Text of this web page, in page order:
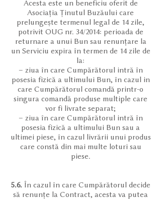
Acesta este un beneficiu oferit de
Asociația Ținutul Buzăului care
prelungește termenul legal de 14 zile,
potrivit OUG nr. 34/2014: perioada de
returnare a unui Bun sau renunțare la
un Serviciu expira în termen de 14 zile de
la:
– ziua în care Cumpărătorul intră în
posesia fizică a ultimului Bun, în cazul in
care Cumpărătorul comandă printr-o
singura comandă produse multiple care
vor fi livrate separat;
– ziua în care Cumpărătorul intră în
posesia fizică a ultimului Bun sau a
ultimei piese, în cazul livrării unui produs
care constă din mai multe loturi sau
piese.
5.6. În cazul în care Cumpărătorul decide
să renunțe la Contract, acesta va putea